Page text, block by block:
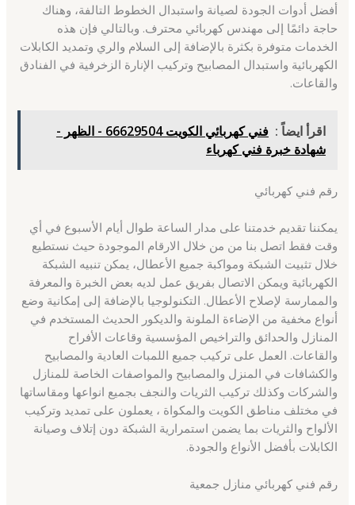
أفضل أدوات الجودة لصيانة واستبدال الخطوط التالفة، وهناك
حاجة دائمًا إلى مهندس كهربائي محترف. وبالتالي فإن هذه
الخدمات متوفرة بكثرة بالإضافة إلى السلام والري وتمديد الكابلات
الكهربائية واستبدال المصابيح وتركيب الإنارة الزخرفية في الفنادق
والقاعات.
اقرأ ايضاً :
فني كهربائي الكويت 66629504 - الظهر -
شهادة خبرة فني كهرباء
رقم فني كهربائي
يمكننا تقديم خدمتنا على مدار الساعة طوال أيام الأسبوع في أي
وقت فقط اتصل بنا من من خلال الارقام الموجودة حيث نستطيع
خلال تثبيت الشبكة ومواكبة جميع الأعطال، يمكن تنبيه الشبكة
الكهربائية ويمكن الاتصال بفريق عمل لديه بعض الخبرة والمعرفة
والممارسة لإصلاح الأعطال. التكنولوجيا بالإضافة إلى إمكانية وضع
أنواع مخفية من الإضاءة الملونة والديكور الحديث المستخدم في
المنازل والحدائق والتراخيص المؤسسية وقاعات الأفراح
والقاعات. العمل على تركيب جميع اللمبات العادية والمصابيح
والكشافات في المنزل والمصابيح والمواصفات الخاصة للمنازل
والشركات وكذلك تركيب الثريات والنجف بجميع انواعها ومقاساتها
في مختلف مناطق الكويت والمكواة ، يعملون على تمديد وتركيب
الألواح والثريات بما يضمن استمرارية الشبكة دون إتلاف وصيانة
الكابلات بأفضل الأنواع والجودة.
رقم فني كهربائي منازل جمعية